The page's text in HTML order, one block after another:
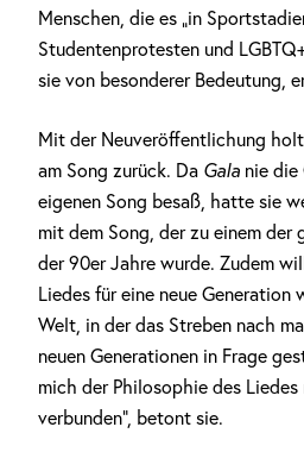
Menschen, die es „in
Studentenprotesten und
sie von besonderer Bedeutung,
Mit der Neuveröffentlichung
am Song zurück. Da Gala nie
eigenen Song besaß, hatte sie
mit dem Song, der zu einem der
der 90er Jahre wurde. Zudem
Liedes für eine neue Generation
Welt, in der das Streben nach
neuen Generationen in Frage
mich der Philosophie des Liedes
verbunden“, betont sie.